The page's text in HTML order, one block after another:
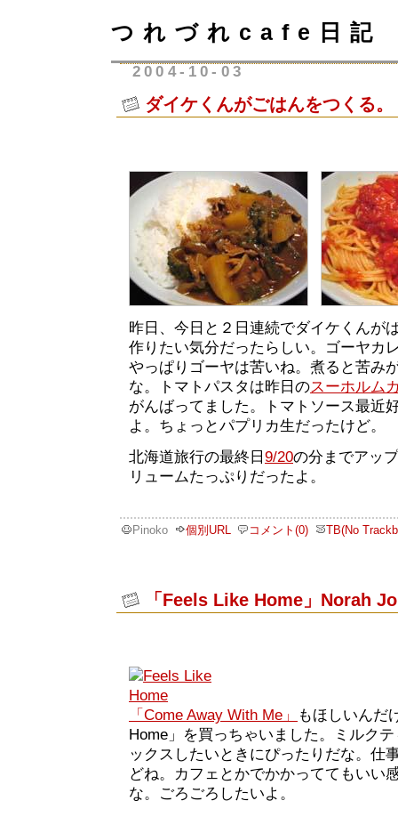
つれづれcafe日記
2004-10-03
ダイケくんがごはんをつくる。
昨日、今日と２日連続でダイケくんが
作りたい気分だったらしい。ゴーヤカ
やっぱりゴーヤは苦いね。煮ると苦み
な。トマトパスタは昨日のスーホルム
がんばってました。トマトソース最近
よ。ちょっとパプリカ生だったけど。
北海道旅行の最終日 9/20の分までアッ
リュームたっぷりだったよ。
Pinoko 個別URL コメント(0) TB(No
「Feels Like Home」Norah
「Come Away With Me」
もほしいんだ
Home」を買っちゃいました。ミルク
ックスしたいときにぴったりだな。仕
どね。カフェとかでかかっててもいい
な。ごろごろしたいよ。